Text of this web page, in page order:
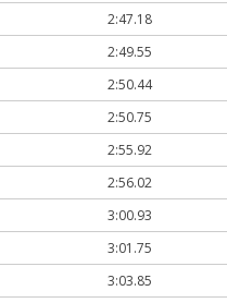
2:47.18
2:49.55
2:50.44
2:50.75
2:55.92
2:56.02
3:00.93
3:01.75
3:03.85